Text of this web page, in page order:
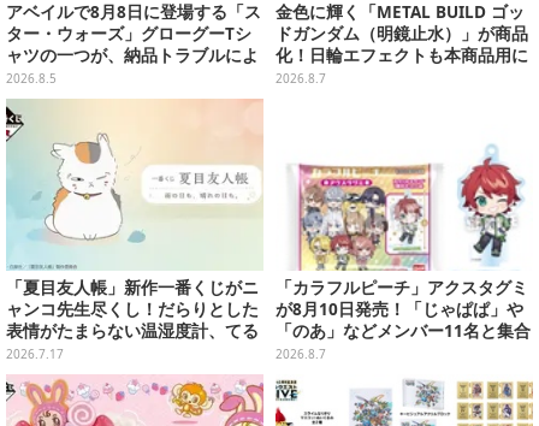
アベイルで8月8日に登場する「ス
ター・ウォーズ」グローグーTシ
ャツの一つが、納品トラブルによ
り販売日変更へ
2026.8.5
金色に輝く「METAL BUILD ゴッ
ドガンダム（明鏡止水）」が商品
化！日輪エフェクトも本商品用に
刷新した豪華仕様
2026.8.7
「夏目友人帳」新作一番くじがニ
ャンコ先生尽くし！だらりとした
表情がたまらない温湿度計、てる
てる坊主姿のマスコットなど全ラ
インナップ公開
2026.7.17
「カラフルピーチ」アクスタグミ
が8月10日発売！「じゃぱぱ」や
「のあ」などメンバー11名と集合
デザイン全15種、ボールチェーン
付きでアクセサリーにも
2026.8.7